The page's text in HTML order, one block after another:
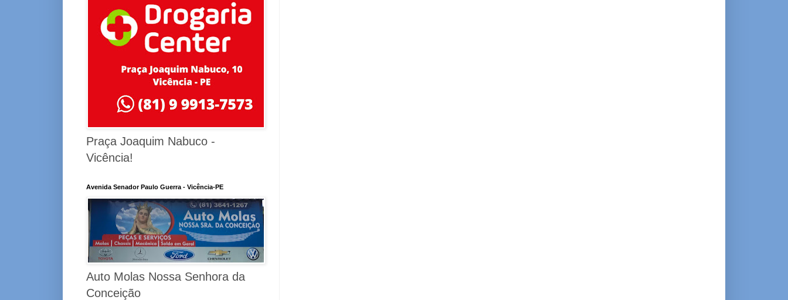
Praça Joaquim Nabuco -
Vicência!
Avenida Senador Paulo Guerra - Vicência-PE
Auto Molas Nossa Senhora da
Conceição